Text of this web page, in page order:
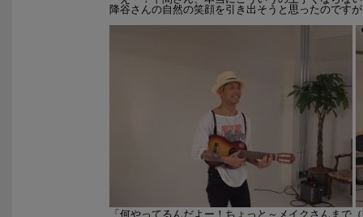
降谷さんの自然の笑顔を引き出そうと思ったのです
「何やってるんだよー！ちょっと～メイクさんまで